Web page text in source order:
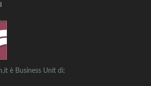
è Business Unit di: